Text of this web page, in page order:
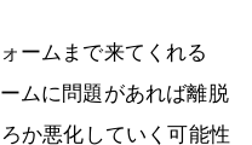
ームまで来てくれる
ムに問題があれば離脱
か悪化していく可能性